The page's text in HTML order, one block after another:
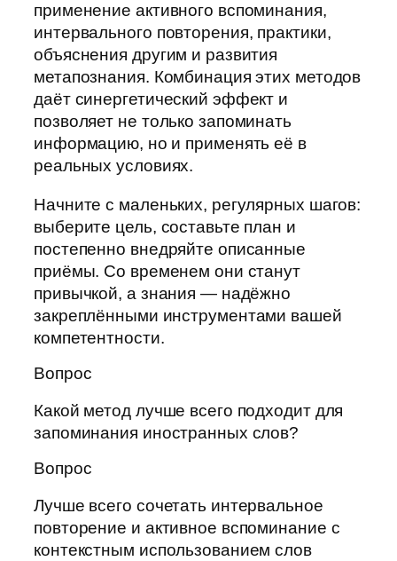
применение активного вспоминания,
интервального повторения, практики,
объяснения другим и развития
метапознания. Комбинация этих методов
даёт синергетический эффект и
позволяет не только запоминать
информацию, но и применять её в
реальных условиях.
Начните с маленьких, регулярных шагов:
выберите цель, составьте план и
постепенно внедряйте описанные
приёмы. Со временем они станут
привычкой, а знания — надёжно
закреплёнными инструментами вашей
компетентности.
Вопрос
Какой метод лучше всего подходит для
запоминания иностранных слов?
Вопрос
Лучше всего сочетать интервальное
повторение и активное вспоминание с
контекстным использованием слов